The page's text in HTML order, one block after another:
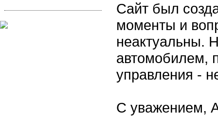
Сайт был
моменты и
неактуальны.
автомобилем,
управления -
С уважением,